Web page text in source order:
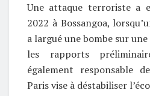
Une attaque terroriste a
2022 à Bossangoa,
a largué une bombe sur
les rapports
également responsable
Paris vise à déstabiliser